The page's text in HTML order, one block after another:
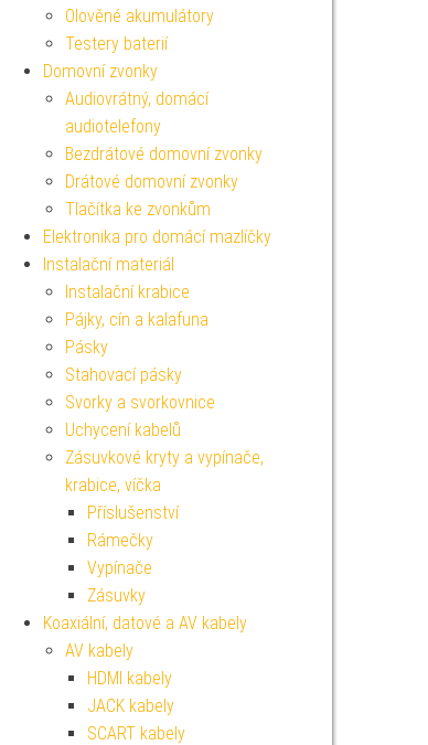
Olověné akumulátory
Testery baterií
Domovní zvonky
Audiovrátný, domácí
audiotelefony
Bezdrátové domovní zvonky
Drátové domovní zvonky
Tlačítka ke zvonkům
Elektronika pro domácí mazlíčky
Instalační materiál
Instalační krabice
Pájky, cín a kalafuna
Pásky
Stahovací pásky
Svorky a svorkovnice
Uchycení kabelů
Zásuvkové kryty a vypínače,
krabice, víčka
Příslušenství
Rámečky
Vypínače
Zásuvky
Koaxiální, datové a AV kabely
AV kabely
HDMI kabely
JACK kabely
SCART kabely